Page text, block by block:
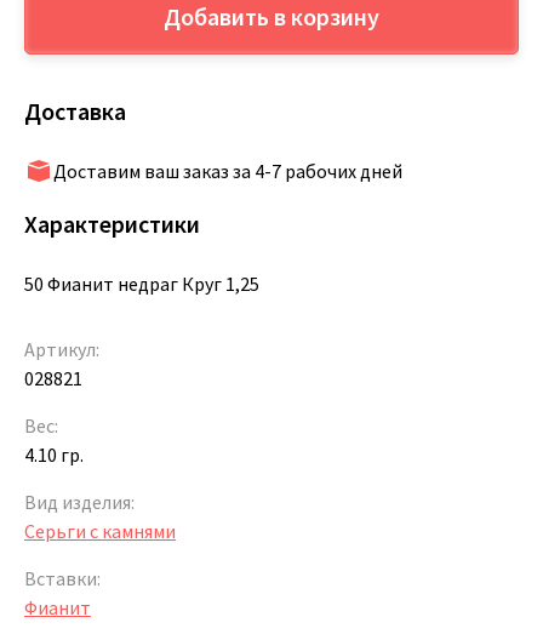
Добавить в корзину
Доставка
Доставим ваш заказ за 4-7 рабочих дней
Характеристики
50 Фианит недраг Круг 1,25
Артикул:
028821
Вес:
4.10 гр.
Вид изделия:
Серьги с камнями
Вставки:
Фианит